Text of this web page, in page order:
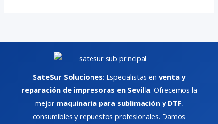
SateSur Soluciones: Especialistas en venta y
reparación de impresoras en Sevilla. Ofrecemos la
mejor maquinaria para sublimación y DTF,
consumibles y repuestos profesionales. Damos